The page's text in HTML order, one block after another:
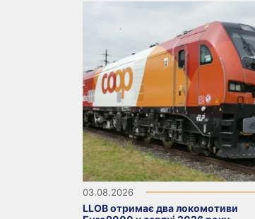
03.08.2026
LLOB отримає два локомотиви